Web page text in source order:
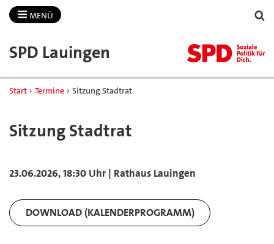
MENÜ
SPD Lauingen
Start › Termine › Sitzung Stadtrat
Sitzung Stadtrat
23.06.2026, 18:30 Uhr | Rathaus Lauingen
DOWNLOAD (KALENDERPROGRAMM)